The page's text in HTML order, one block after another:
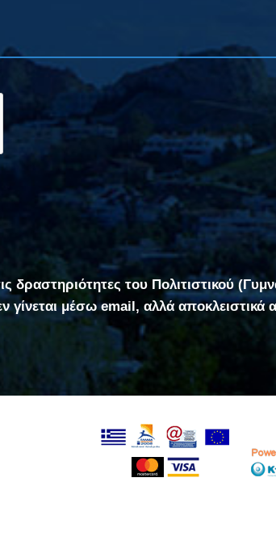
δραστηριότητες του Πολιτιστικού
γίνεται μέσω email, αλλά αποκλειστικά